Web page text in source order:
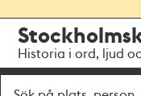
navigationen
huvudinnehållet
Historia i ord, ljud